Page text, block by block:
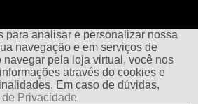
para analisar e personalizar nossa
navegação e em serviços de
navegar pela loja virtual, você nos
através do cookies e
Em caso de dúvidas,
de Privacidade